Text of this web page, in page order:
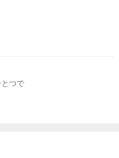
とつで